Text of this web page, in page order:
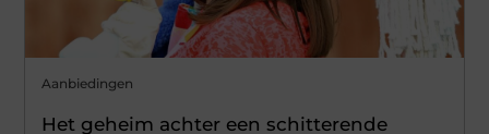
Aanbiedingen
Het geheim achter een schitterende